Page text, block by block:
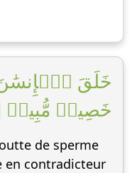
خَلَقَ
خَصِيمٞ مُّبِينٞ
de sperme
en contradicteur